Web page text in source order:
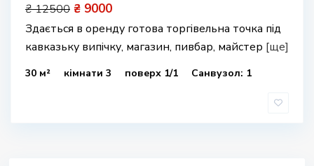
₴ 12500 ₴ 9000
Здається в оренду готова торгівельна точка під
кавказьку випічку, магазин, пивбар, майстер [ще]
30 м² кімнати 3 поверх 1/1 Санвузол: 1